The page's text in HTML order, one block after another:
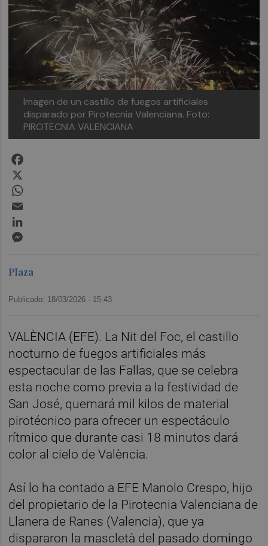
Imagen de un castillo de fuegos artificiales
disparado por Pirotecnia Valenciana. Foto:
PIROTECNIA VALENCIANA
Plaza
Publicado: 18/03/2026 · 15:43
VALÈNCIA (EFE). La Nit del Foc, el castillo
nocturno de fuegos artificiales más
espectacular de las Fallas, que se celebra
esta noche como previa a la festividad de
San José, quemará mil kilos de material
pirotécnico para ofrecer un espectáculo
rítmico que durante casi 18 minutos dará
color al cielo de València.
Así lo ha contado a EFE Manolo Crespo, hijo
del propietario de la Pirotecnia Valenciana de
Llanera de Ranes (Valencia), que ya
dispararon la mascletà del pasado domingo